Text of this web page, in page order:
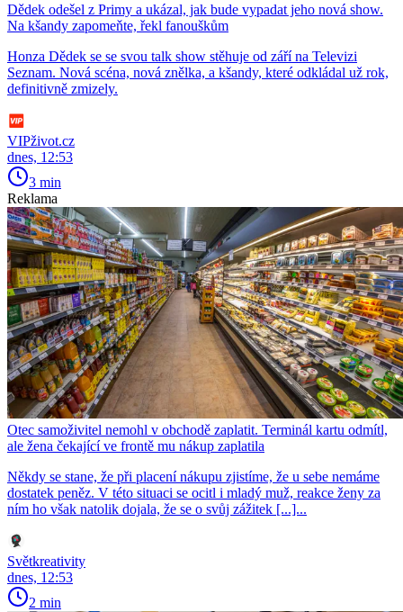
Dědek odešel z Primy a ukázal, jak bude vypadat jeho nová show.
Na kšandy zapomeňte, řekl fanouškům
Honza Dědek se se svou talk show stěhuje od září na Televizi
Seznam. Nová scéna, nová znělka, a kšandy, které odkládal už rok,
definitivně zmizely.
VIPživot.cz
dnes, 12:53
3 min
Reklama
Otec samoživitel nemohl v obchodě zaplatit. Terminál kartu odmítl,
ale žena čekající ve frontě mu nákup zaplatila
Někdy se stane, že při placení nákupu zjistíme, že u sebe nemáme
dostatek peněz. V této situaci se ocitl i mladý muž, reakce ženy za
ním ho však natolik dojala, že se o svůj zážitek [...]...
Světkreativity
dnes, 12:53
2 min